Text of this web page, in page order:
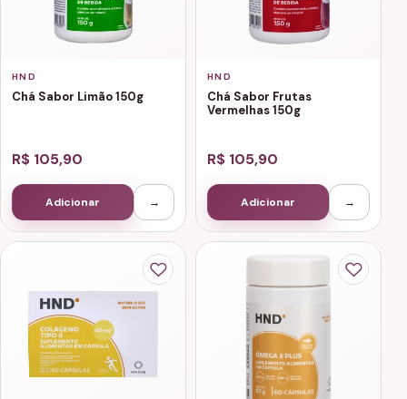
HND
Chá Sabor Limão 150g
R$ 105,90
Adicionar →
HND
Chá Sabor Frutas
Vermelhas 150g
R$ 105,90
Adicionar →